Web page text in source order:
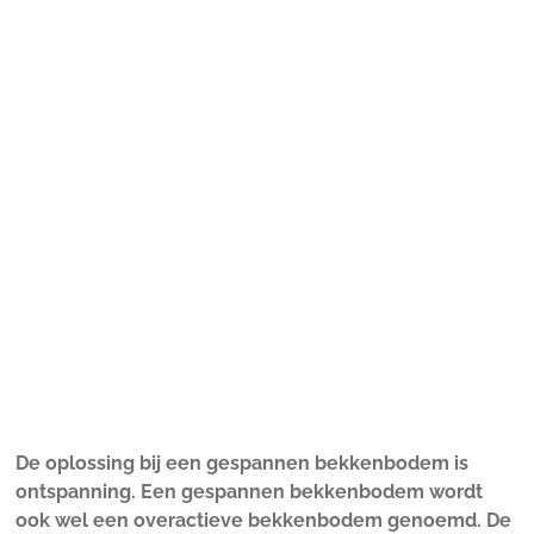
De oplossing bij een gespannen bekkenbodem is
ontspanning. Een gespannen bekkenbodem wordt
ook wel een overactieve bekkenbodem genoemd. De